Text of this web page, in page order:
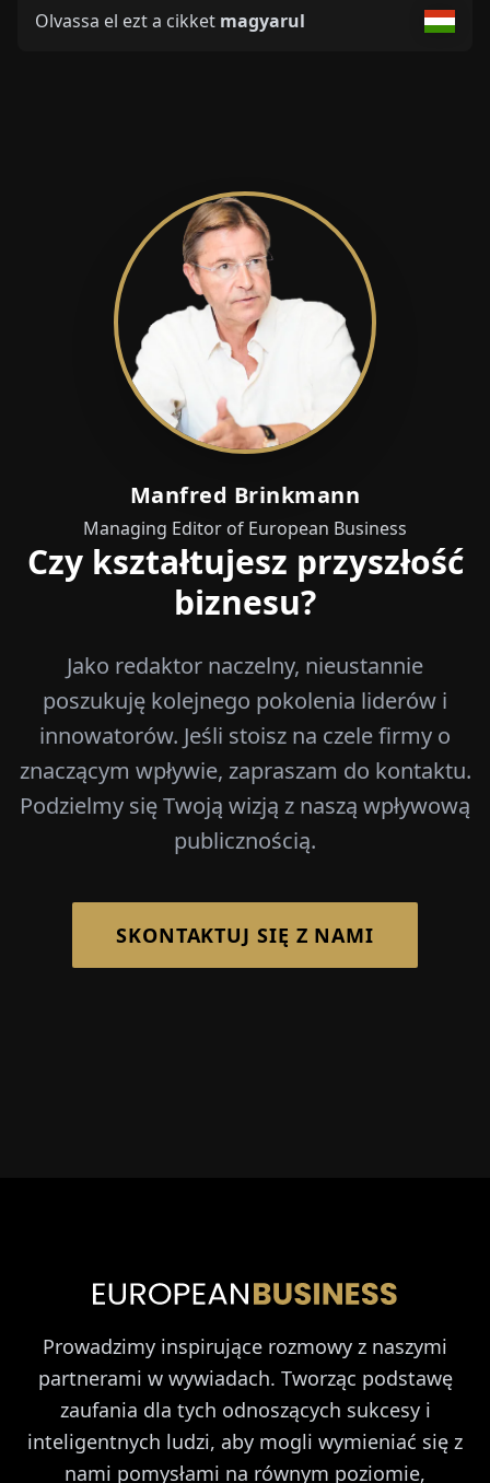
Olvassa el ezt a cikket magyarul
Manfred Brinkmann
Managing Editor of European Business
Czy kształtujesz przyszłość
biznesu?
Jako redaktor naczelny, nieustannie
poszukuję kolejnego pokolenia liderów i
innowatorów. Jeśli stoisz na czele firmy o
znaczącym wpływie, zapraszam do kontaktu.
Podzielmy się Twoją wizją z naszą wpływową
publicznością.
SKONTAKTUJ SIĘ Z NAMI
Prowadzimy inspirujące rozmowy z naszymi
partnerami w wywiadach. Tworząc podstawę
zaufania dla tych odnoszących sukcesy i
inteligentnych ludzi, aby mogli wymieniać się z
nami pomysłami na równym poziomie,